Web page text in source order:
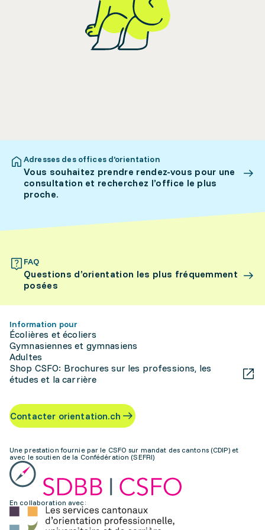
Adresses des offices d’orientation
Vous souhaitez prendre rendez-vous pour une
consultation et recherchez l’office le plus
proche.
FAQ
Questions d’orientation les plus fréquemment
posées
Information pour
Écolières et écoliers
Gymnasiennes et gymnasiens
Adultes
Shop CSFO: Brochures sur les professions, les
études et la carrière
Contacter orientation.ch
Une prestation fournie par le CSFO sur mandat des cantons (CDIP) et
avec le soutien de la Confédération (SEFRI)
En collaboration avec: